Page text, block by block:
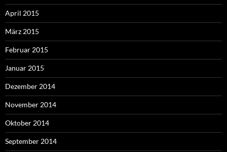
April 2015
März 2015
Februar 2015
Januar 2015
Dezember 2014
November 2014
Oktober 2014
September 2014